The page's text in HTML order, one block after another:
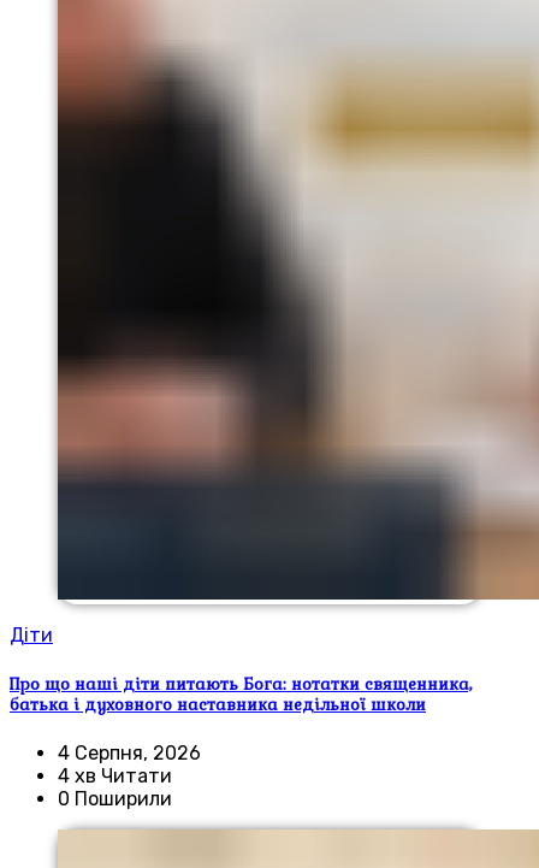
Діти
Про що наші діти питають Бога: нотатки священника,
батька і духовного наставника недільної школи
4 Серпня, 2026
4 хв Читати
0 Поширили